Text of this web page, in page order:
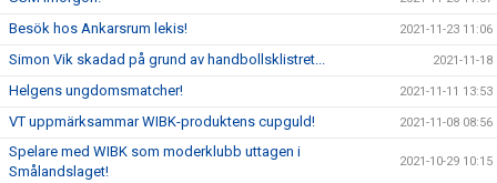
Besök hos Ankarsrum lekis! 2021-11-23 11:06
Simon Vik skadad på grund av handbollsklistret... 2021-11-18
Helgens ungdomsmatcher! 2021-11-11 13:53
VT uppmärksammar WIBK-produktens cupguld! 2021-11-08 08:56
Spelare med WIBK som moderklubb uttagen i
Smålandslaget!
2021-10-29 10:15